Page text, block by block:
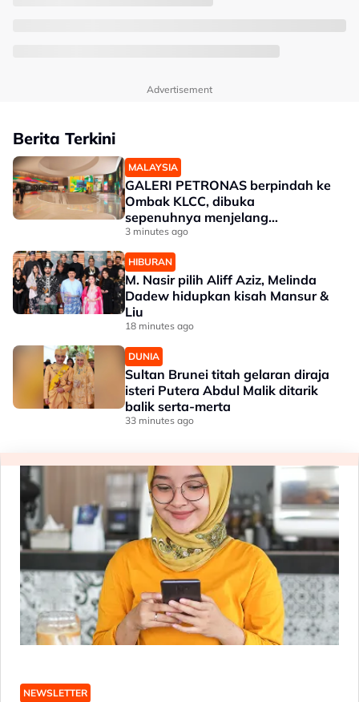
Advertisement
Berita Terkini
MALAYSIA
GALERI PETRONAS berpindah ke
Ombak KLCC, dibuka
sepenuhnya menjelang
penghujung 2027
3 minutes ago
HIBURAN
M. Nasir pilih Aliff Aziz, Melinda
Dadew hidupkan kisah Mansur &
Liu
18 minutes ago
DUNIA
Sultan Brunei titah gelaran diraja
isteri Putera Abdul Malik ditarik
balik serta-merta
33 minutes ago
NEWSLETTER